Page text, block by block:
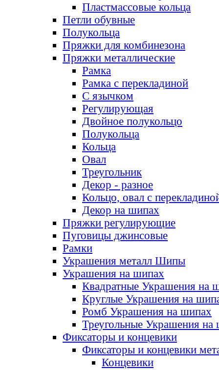
Пластмассовые кольца
Петли обувные
Полукольца
Пряжки для комбинезона
Пряжки металлические
Рамка
Рамка с перекладиной
С язычком
Регулирующая
Двойное полукольцо
Полукольца
Кольца
Овал
Треугольник
Декор - разное
Кольцо, овал с
Декор на шипах
Пряжки регулирующие
Пуговицы джинсовые
Рамки
Украшения металл Шипы
Украшения на шипах
Квадратные Украшения на
Круглые Украшения на
Ромб Украшения на шипах
Треугольные Украшения на
Фиксаторы и концевики
Фиксаторы и концевики
Концевики